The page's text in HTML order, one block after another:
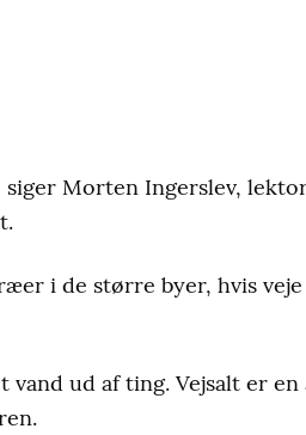
Morten Ingerslev,
i de større byer, hvis
ud af ting. Vejsalt er